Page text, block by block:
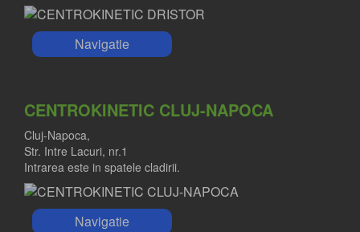
Navigatie
CENTROKINETIC CLUJ-NAPOCA
Cluj-Napoca,
Str. Intre Lacuri, nr.1
Intrarea este in spatele cladirii.
Navigatie